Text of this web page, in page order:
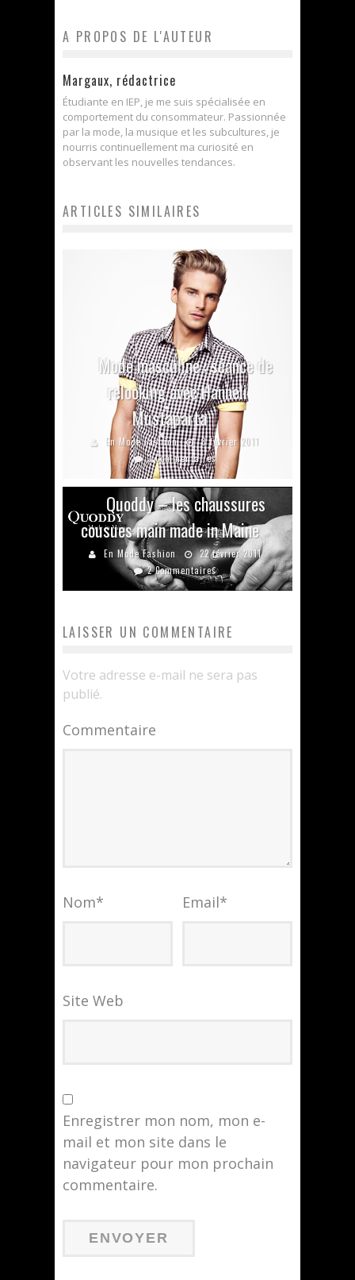
A PROPOS DE L'AUTEUR
Margaux, rédactrice
Étudiante en IEP, je me suis spécialisée en
comportement du consommateur. Passionnée
par la mode, la musique et les subcultures, je
nourris continuellement ma curiosité en
observant les nouvelles tendances.
ARTICLES SIMILAIRES
Mode masculine : séance de
relooking avec Hanneli
Mustaparta
En Mode Fashion
8 février 2011
3 Commentaires
Quoddy – les chaussures
cousues main made in Maine
En Mode Fashion
22 février 2011
2 Commentaires
LAISSER UN COMMENTAIRE
Votre adresse e-mail ne sera pas
publié.
Commentaire
Nom* Email*
Site Web
Enregistrer mon nom, mon e-
mail et mon site dans le
navigateur pour mon prochain
commentaire.